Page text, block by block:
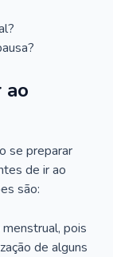
ao
se preparar
de ir ao
são:
pois
de alguns